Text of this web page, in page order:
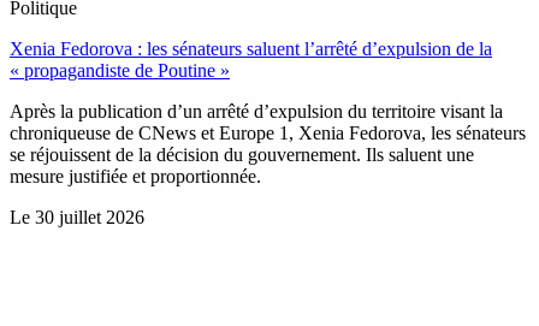
Politique
Xenia Fedorova : les sénateurs saluent l’arrêté d’expulsion de la
« propagandiste de Poutine »
Après la publication d’un arrêté d’expulsion du territoire visant la
chroniqueuse de CNews et Europe 1, Xenia Fedorova, les sénateurs
se réjouissent de la décision du gouvernement. Ils saluent une
mesure justifiée et proportionnée.
Le 30 juillet 2026